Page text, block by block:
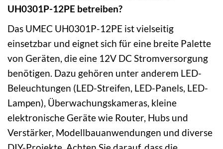
UH0301P-12PE betreiben?
Das UMEC UH0301P-12PE ist vielseitig
einsetzbar und eignet sich für eine breite Palette
von Geräten, die eine 12V DC Stromversorgung
benötigen. Dazu gehören unter anderem LED-
Beleuchtungen (LED-Streifen, LED-Panels, LED-
Lampen), Überwachungskameras, kleine
elektronische Geräte wie Router, Hubs und
Verstärker, Modellbauanwendungen und diverse